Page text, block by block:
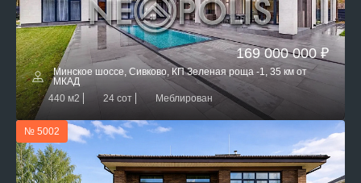
169 000 000 ₽
Минское шоссе, Сивково, КП Зеленая роща -1, 35 км от
МКАД
440 м2
24 сот Меблирован
№ 5002